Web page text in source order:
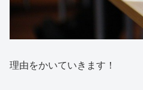
理由をかいていきます！